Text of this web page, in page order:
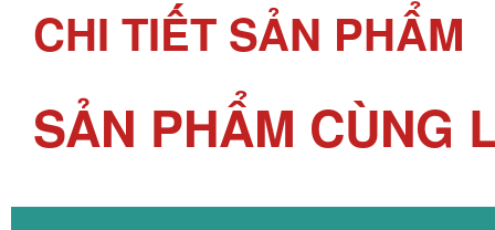
CHI TIẾT SẢN PHẨM
SẢN PHẨM CÙNG